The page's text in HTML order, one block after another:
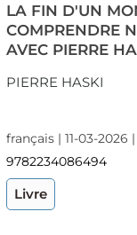
LA FIN D'UN
COMPRENDRE
AVEC PIERRE
PIERRE HASKI
français | 11-03-2026
9782234086494
Livre